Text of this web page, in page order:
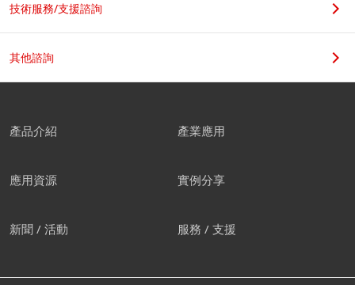
技術服務/支援諮詢
其他諮詢
產品介紹 產業應用
應用資源 實例分享
新聞 / 活動 服務 / 支援